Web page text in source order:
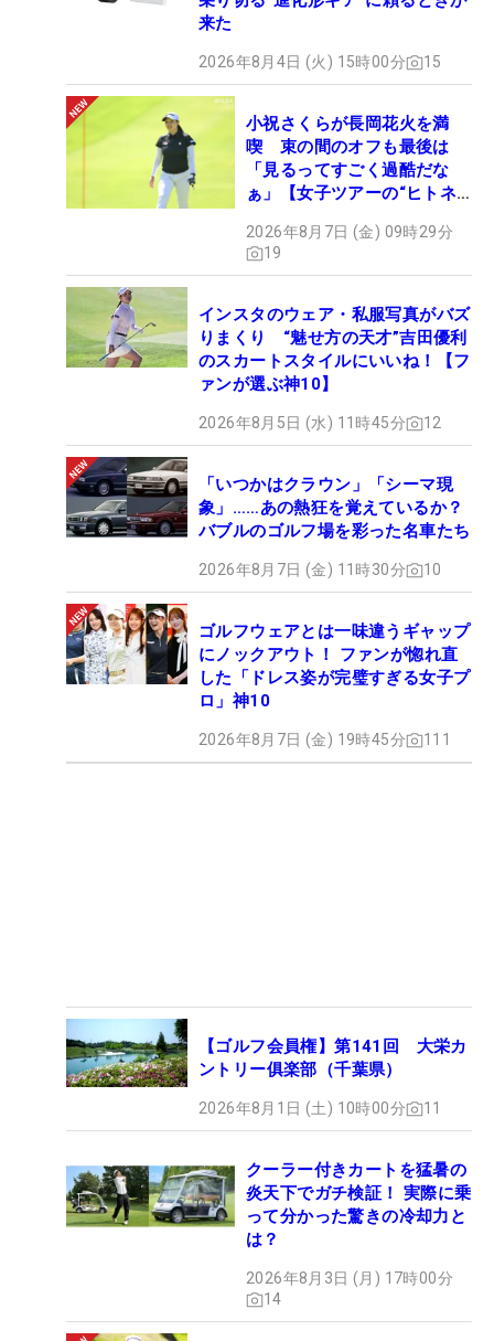
来た
2026年8月4日 (火) 15時00分 15
小祝さくらが長岡花火を満
喫 束の間のオフも最後は
「見るってすごく過酷だな
ぁ」【女子ツアーの“ヒトネ
2026年8月7日 (金) 09時29分
19
インスタのウェア・私服写真がバズ
りまくり “魅せ方の天才”吉田優利
のスカートスタイルにいいね！【フ
ァンが選ぶ神10】
2026年8月5日 (水) 11時45分 12
「いつかはクラウン」「シーマ現
象」……あの熱狂を覚えているか？
バブルのゴルフ場を彩った名車たち
2026年8月7日 (金) 11時30分 10
ゴルフウェアとは一味違うギャップ
にノックアウト！ ファンが惚れ直
した「ドレス姿が完璧すぎる女子プ
ロ」神10
2026年8月7日 (金) 19時45分 111
【ゴルフ会員権】第141回 大栄カ
ントリー俱楽部（千葉県）
2026年8月1日 (土) 10時00分 11
クーラー付きカートを猛暑の
炎天下でガチ検証！ 実際に乗
って分かった驚きの冷却力と
は？
2026年8月3日 (月) 17時00分
14